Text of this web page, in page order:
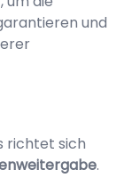
und
richtet sich
.